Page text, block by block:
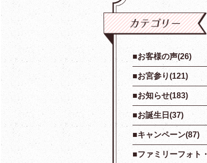
お客様の声(26)
お宮参り(121)
お知らせ(183)
お誕生日(37)
キャンペーン(87)
ファミリーフォト・